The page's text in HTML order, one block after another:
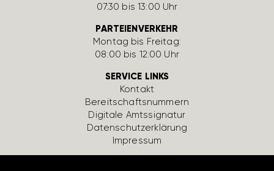
07:30 bis 13:00 Uhr
PARTEIENVERKEHR
Montag bis Freitag:
08:00 bis 12:00 Uhr
SERVICE LINKS
Kontakt
Bereit­schafts­num­mern
Digi­tale Amts­si­gnatur
Daten­schutz­er­klä­rung
Impressum